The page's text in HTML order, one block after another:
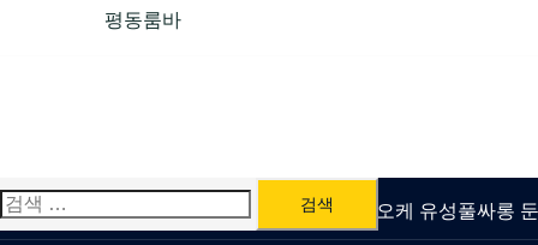
평동룸바
검
색:
유성룸싸롱 O1O.4832.3589 대전퍼블릭가라오케 유성풀싸롱